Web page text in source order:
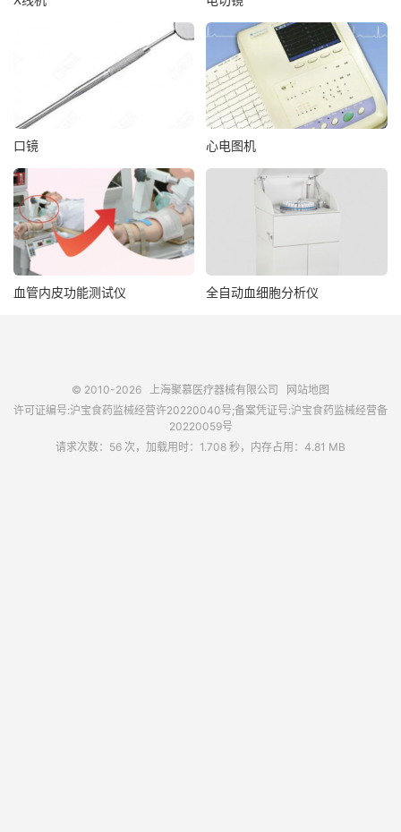
口镜 心电图机
血管内皮功能测试仪 全自动血细胞分析仪
© 2010-2026 上海聚慕医疗器械有限公司
网站地图
许可证编号:沪宝食药监械经营许20220040号;备案凭证号:沪宝食药监械经营备
20220059号
请求次数：56 次，加载用时：1.708 秒，内存占用：4.81 MB